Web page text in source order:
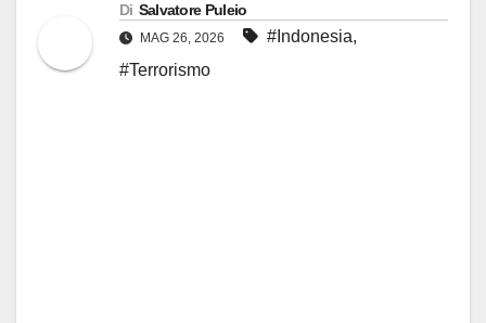
Di Salvatore Puleio
MAG 26, 2026 #Indonesia,
#Terrorismo